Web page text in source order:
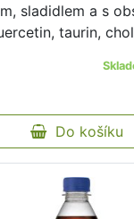
sladidlem a s
taurin,
Do košíku